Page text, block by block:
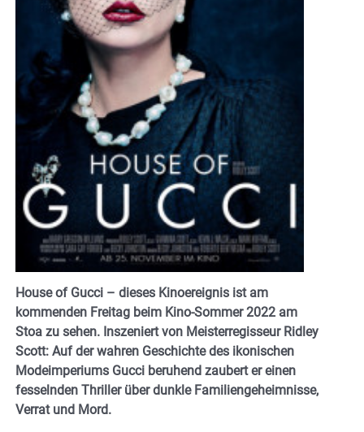
House of Gucci – dieses Kinoereignis ist am
kommenden Freitag beim Kino-Sommer 2022 am
Stoa zu sehen. Inszeniert von Meisterregisseur Ridley
Scott: Auf der wahren Geschichte des ikonischen
Modeimperiums Gucci beruhend zaubert er einen
fesselnden Thriller über dunkle Familiengeheimnisse,
Verrat und Mord.